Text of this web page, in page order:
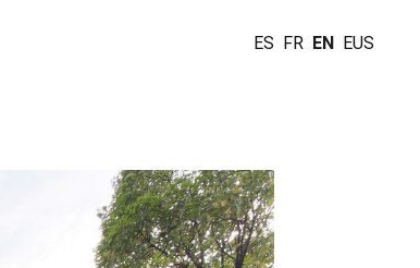
ES FR EN EUS